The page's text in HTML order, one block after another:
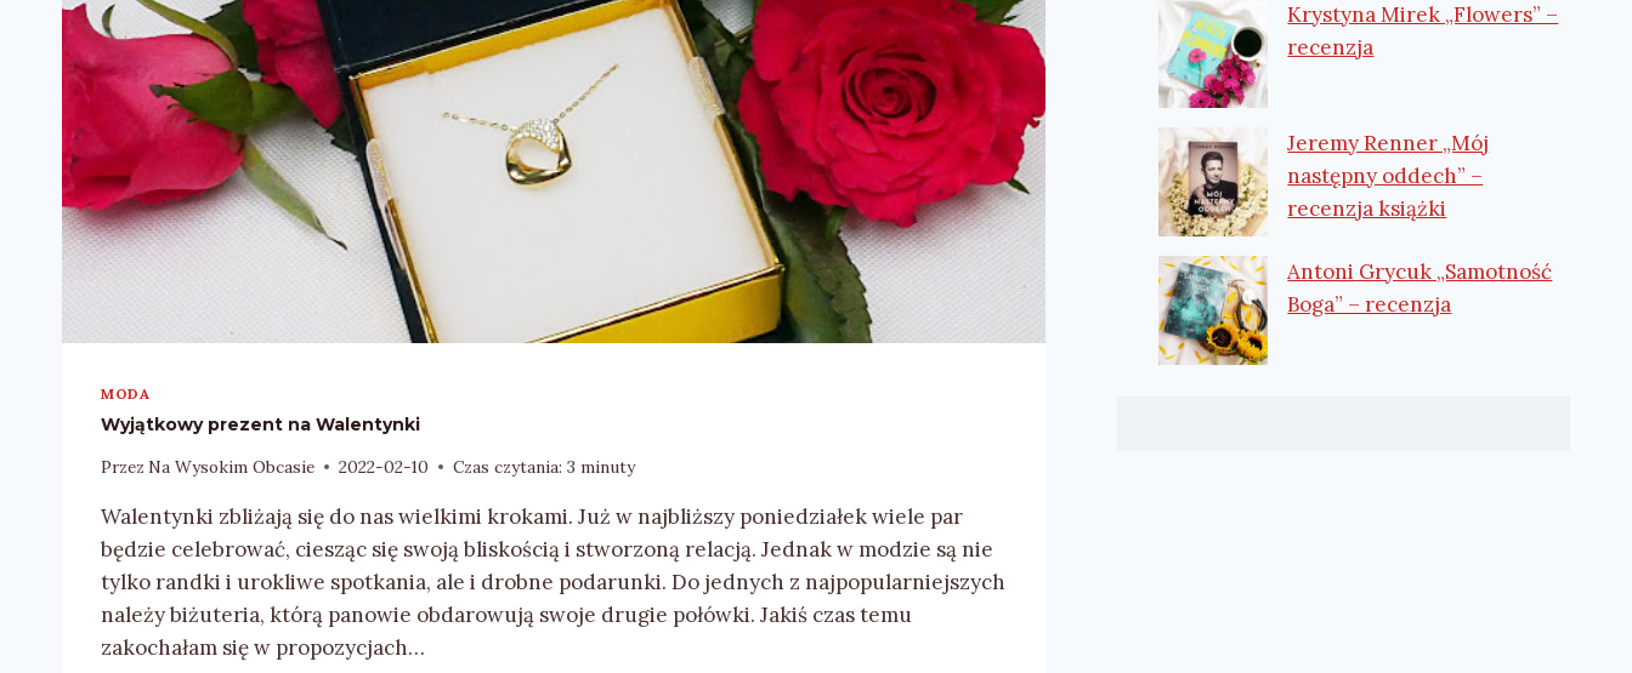
MODA
Wyjątkowy prezent na Walentynki
Przez Na Wysokim Obcasie 2022-02-10 Czas czytania: 3 minuty
Walentynki zbliżają się do nas wielkimi krokami. Już w najbliższy poniedziałek wiele par
będzie celebrować, ciesząc się swoją bliskością i stworzoną relacją. Jednak w modzie są nie
tylko randki i urokliwe spotkania, ale i drobne podarunki. Do jednych z najpopularniejszych
należy biżuteria, którą panowie obdarowują swoje drugie połówki. Jakiś czas temu
zakochałam się w propozycjach…
Krystyna Mirek „Flowers” –
recenzja
Jeremy Renner „Mój
następny oddech” –
recenzja książki
Antoni Grycuk „Samotność
Boga” – recenzja